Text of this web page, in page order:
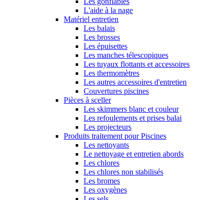
L'aide à la nage
Matériel entretien
Les balais
Les brosses
Les épuisettes
Les manches télescopiques
Les tuyaux flottants et accessoires
Les thermomètres
Les autres accessoires d'entretien
Couvertures piscines
Pièces à sceller
Les skimmers blanc et couleur
Les refoulements et prises balai
Les projecteurs
Produits traitement pour Piscines
Les nettoyants
Le nettoyage et entretien abords
Les chlores
Les chlores non stabilisés
Les bromes
Les oxygènes